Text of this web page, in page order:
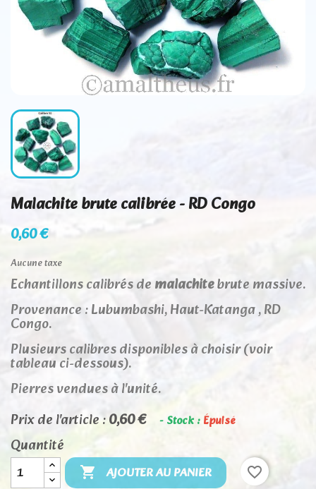
Malachite brute calibrée - RD Congo
0,60 €
Aucune taxe
Echantillons calibrés demalachitebrute massive.
Provenance : Lubumbashi, Haut-Katanga , RD
Congo.
Plusieurs calibres disponibles à choisir (voir
tableau ci-dessous).
Pierres vendues à l'unité.
Prix de l'article :0,60 € - Stock :Épuisé
Quantité
 AJOUTER AU PANIER favorite_border